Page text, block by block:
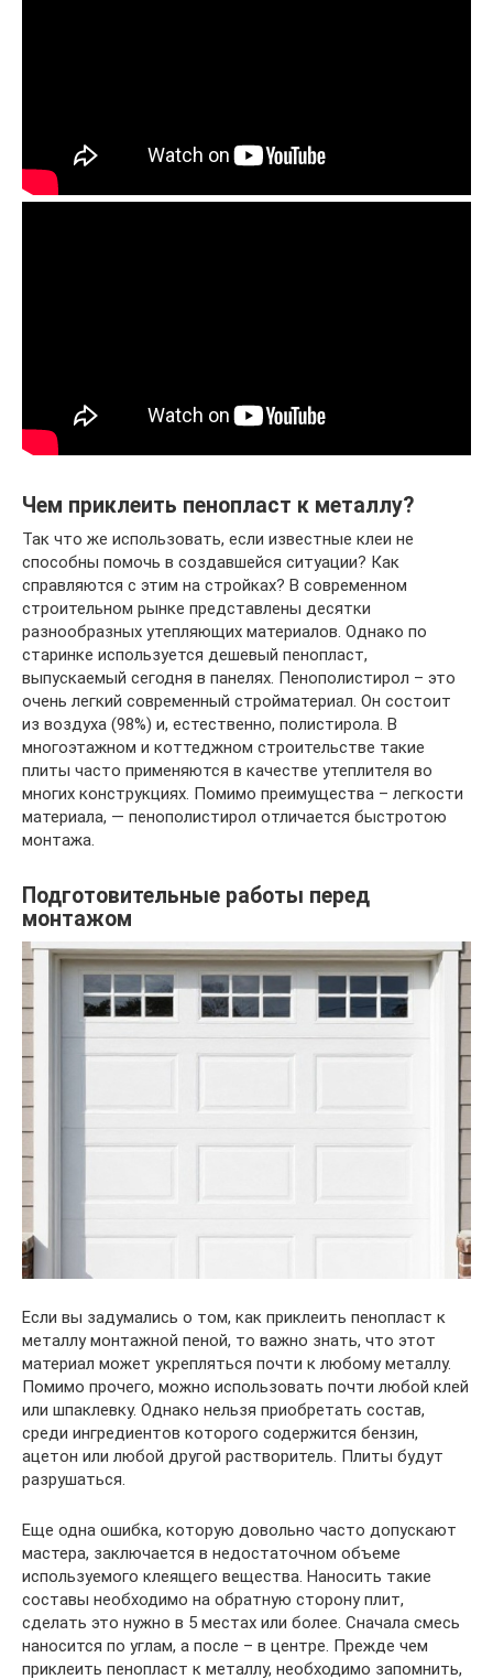
Чем приклеить пенопласт к металлу?
Так что же использовать, если известные клеи не
способны помочь в создавшейся ситуации? Как
справляются с этим на стройках? В современном
строительном рынке представлены десятки
разнообразных утепляющих материалов. Однако по
старинке используется дешевый пенопласт,
выпускаемый сегодня в панелях. Пенополистирол – это
очень легкий современный стройматериал. Он состоит
из воздуха (98%) и, естественно, полистирола. В
многоэтажном и коттеджном строительстве такие
плиты часто применяются в качестве утеплителя во
многих конструкциях. Помимо преимущества – легкости
материала, — пенополистирол отличается быстротою
монтажа.
Подготовительные работы перед
монтажом
Если вы задумались о том, как приклеить пенопласт к
металлу монтажной пеной, то важно знать, что этот
материал может укрепляться почти к любому металлу.
Помимо прочего, можно использовать почти любой клей
или шпаклевку. Однако нельзя приобретать состав,
среди ингредиентов которого содержится бензин,
ацетон или любой другой растворитель. Плиты будут
разрушаться.
Еще одна ошибка, которую довольно часто допускают
мастера, заключается в недостаточном объеме
используемого клеящего вещества. Наносить такие
составы необходимо на обратную сторону плит,
сделать это нужно в 5 местах или более. Сначала смесь
наносится по углам, а после – в центре. Прежде чем
приклеить пенопласт к металлу, необходимо запомнить,